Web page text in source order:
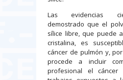
Las evidencias
demostrado que el
sílice libre, que puede
cristalina, es
cáncer de pulmón y,
procede a incluir
profesional el